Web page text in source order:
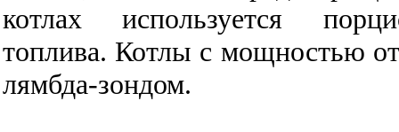
котлах используется
топлива. Котлы с мощностью
лямбда-зондом.